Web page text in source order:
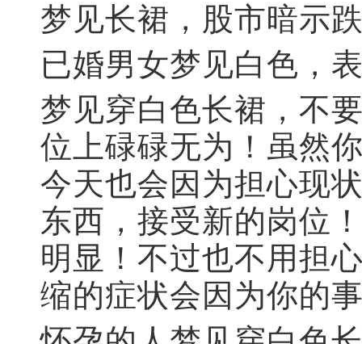
梦见长裙，股市暗示
已婚男女梦见白色，
梦见穿白色长裙，不
位上碌碌无为！虽然
今天也会因为担心现
东西，接受新的岗位
明显！不过也不用担
缩的症状会因为你的